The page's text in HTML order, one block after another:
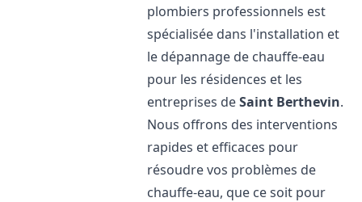
plombiers professionnels est
spécialisée dans l'installation et
le dépannage de chauffe-eau
pour les résidences et les
entreprises deSaint Berthevin.
Nous offrons des interventions
rapides et efficaces pour
résoudre vos problèmes de
chauffe-eau, que ce soit pour